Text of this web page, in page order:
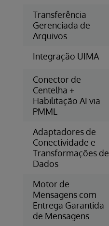
Transferência
Gerenciada de
Arquivos
Integração UIMA
Conector de
Centelha +
Habilitação AI via
PMML
Adaptadores de
Conectividade e
Transformações de
Dados
Motor de
Mensagens com
Entrega Garantida
de Mensagens